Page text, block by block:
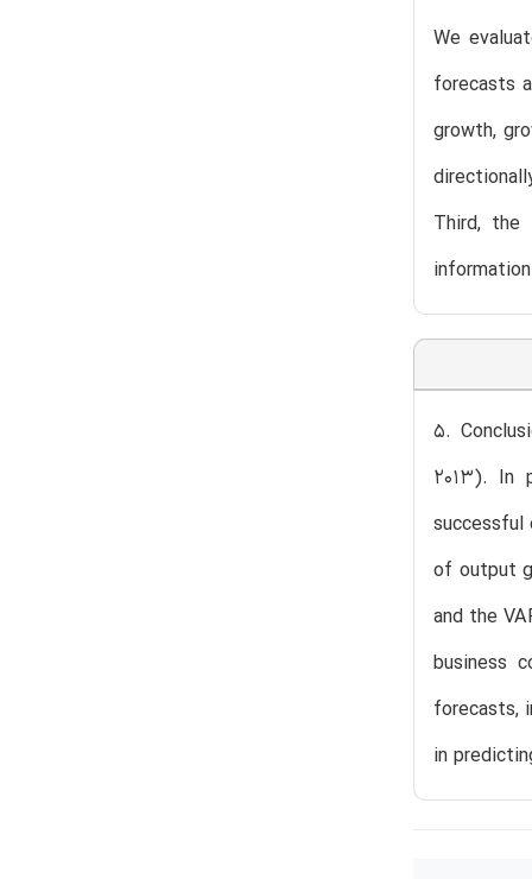
We
forecasts
growth,
Third, the
5.
2013). In
of output
and the
business
forecasts,
in